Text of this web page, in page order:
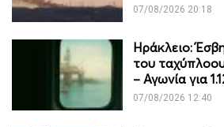
07/08/2026 20:18
Ηράκλειο:
του
– Αγωνία για
07/08/2026 12:40